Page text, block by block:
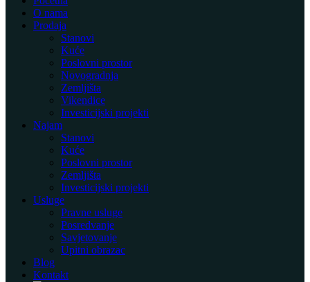
O nama
Prodaja
Stanovi
Kuće
Poslovni prostor
Novogradnja
Zemljišta
Vikendice
Investicijski projekti
Najam
Stanovi
Kuće
Poslovni prostor
Zemljišta
Investicijski projekti
Usluge
Pravne usluge
Posredvanje
Savjetovanje
Upitni obrazac
Blog
Kontakt